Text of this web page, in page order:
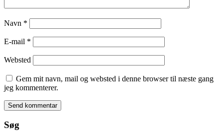
Navn *
E-mail *
Websted
Gem mit navn, mail og websted i denne browser til næste gang
jeg kommenterer.
Søg